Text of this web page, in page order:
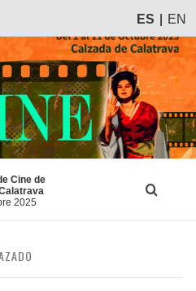
ES EN
Cine de
2025